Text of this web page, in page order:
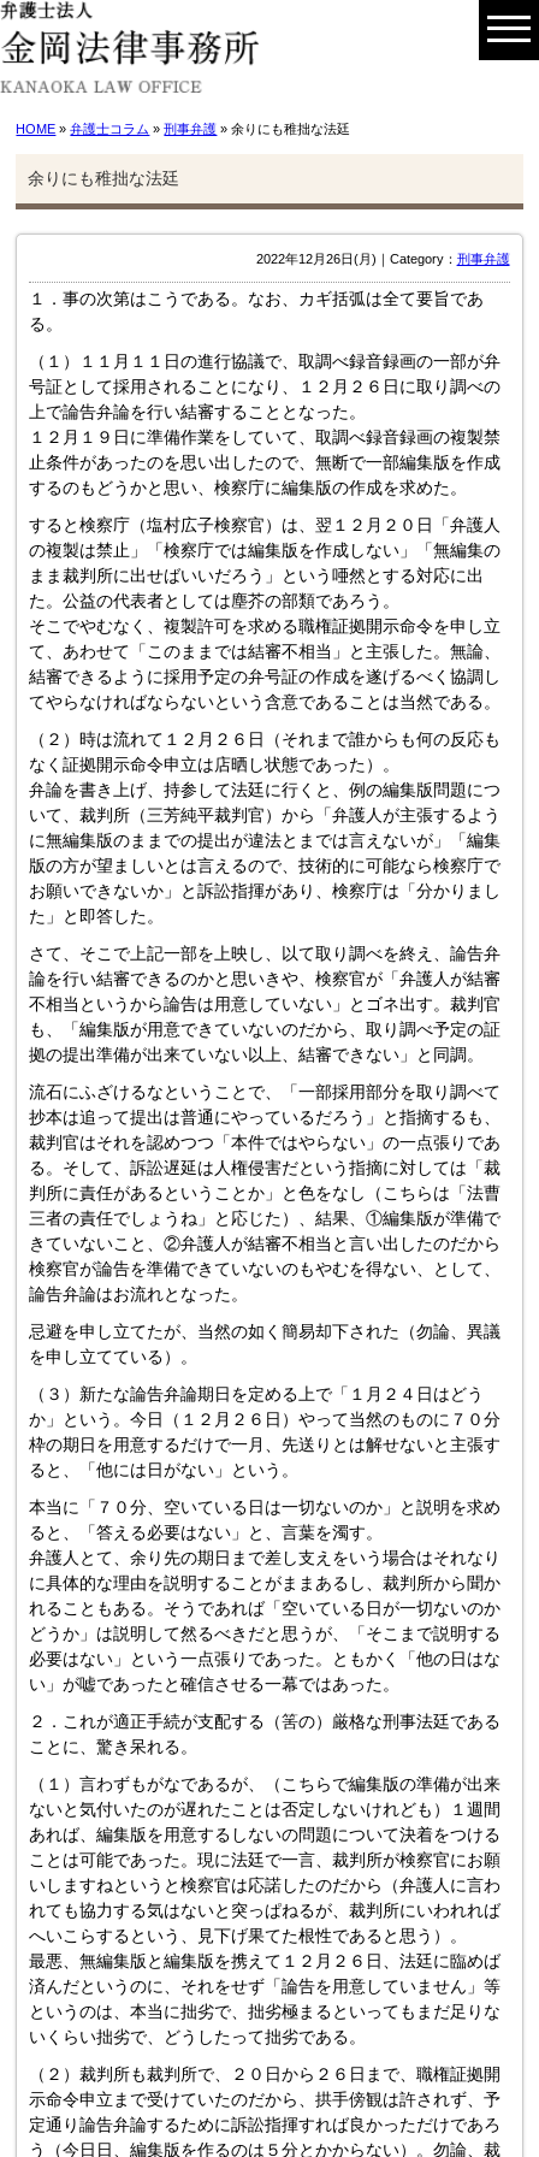
HOME »弁護士コラム »刑事弁護 » 余りにも稚拙な法廷
余りにも稚拙な法廷
2022年12月26日(月)｜Category： 刑事弁護
１．事の次第はこうである。なお、カギ括弧は全て要旨であ
る。
（１）１１月１１日の進行協議で、取調べ録音録画の一部が弁
号証として採用されることになり、１２月２６日に取り調べの
上で論告弁論を行い結審することとなった。
１２月１９日に準備作業をしていて、取調べ録音録画の複製禁
止条件があったのを思い出したので、無断で一部編集版を作成
するのもどうかと思い、検察庁に編集版の作成を求めた。
すると検察庁（塩村広子検察官）は、翌１２月２０日「弁護人
の複製は禁止」「検察庁では編集版を作成しない」「無編集の
まま裁判所に出せばいいだろう」という唖然とする対応に出
た。公益の代表者としては塵芥の部類であろう。
そこでやむなく、複製許可を求める職権証拠開示命令を申し立
て、あわせて「このままでは結審不相当」と主張した。無論、
結審できるように採用予定の弁号証の作成を遂げるべく協調し
てやらなければならないという含意であることは当然である。
（２）時は流れて１２月２６日（それまで誰からも何の反応も
なく証拠開示命令申立は店晒し状態であった）。
弁論を書き上げ、持参して法廷に行くと、例の編集版問題につ
いて、裁判所（三芳純平裁判官）から「弁護人が主張するよう
に無編集版のままでの提出が違法とまでは言えないが」「編集
版の方が望ましいとは言えるので、技術的に可能なら検察庁で
お願いできないか」と訴訟指揮があり、検察庁は「分かりまし
た」と即答した。
さて、そこで上記一部を上映し、以て取り調べを終え、論告弁
論を行い結審できるのかと思いきや、検察官が「弁護人が結審
不相当というから論告は用意していない」とゴネ出す。裁判官
も、「編集版が用意できていないのだから、取り調べ予定の証
拠の提出準備が出来ていない以上、結審できない」と同調。
流石にふざけるなということで、「一部採用部分を取り調べて
抄本は追って提出は普通にやっているだろう」と指摘するも、
裁判官はそれを認めつつ「本件ではやらない」の一点張りであ
る。そして、訴訟遅延は人権侵害だという指摘に対しては「裁
判所に責任があるということか」と色をなし（こちらは「法曹
三者の責任でしょうね」と応じた）、結果、①編集版が準備で
きていないこと、②弁護人が結審不相当と言い出したのだから
検察官が論告を準備できていないのもやむを得ない、として、
論告弁論はお流れとなった。
忌避を申し立てたが、当然の如く簡易却下された（勿論、異議
を申し立てている）。
（３）新たな論告弁論期日を定める上で「１月２４日はどう
か」という。今日（１２月２６日）やって当然のものに７０分
枠の期日を用意するだけで一月、先送りとは解せないと主張す
ると、「他には日がない」という。
本当に「７０分、空いている日は一切ないのか」と説明を求め
ると、「答える必要はない」と、言葉を濁す。
弁護人とて、余り先の期日まで差し支えをいう場合はそれなり
に具体的な理由を説明することがままあるし、裁判所から聞か
れることもある。そうであれば「空いている日が一切ないのか
どうか」は説明して然るべきだと思うが、「そこまで説明する
必要はない」という一点張りであった。ともかく「他の日はな
い」が嘘であったと確信させる一幕ではあった。
２．これが適正手続が支配する（筈の）厳格な刑事法廷である
ことに、驚き呆れる。
（１）言わずもがなであるが、（こちらで編集版の準備が出来
ないと気付いたのが遅れたことは否定しないけれども）１週間
あれば、編集版を用意するしないの問題について決着をつける
ことは可能であった。現に法廷で一言、裁判所が検察官にお願
いしますねというと検察官は応諾したのだから（弁護人に言わ
れても協力する気はないと突っぱねるが、裁判所にいわれれば
へいこらするという、見下げ果てた根性であると思う）。
最悪、無編集版と編集版を携えて１２月２６日、法廷に臨めば
済んだというのに、それをせず「論告を用意していません」等
というのは、本当に拙劣で、拙劣極まるといってもまだ足りな
いくらい拙劣で、どうしたって拙劣である。
（２）裁判所も裁判所で、２０日から２６日まで、職権証拠開
示命令申立まで受けていたのだから、拱手傍観は許されず、予
定通り論告弁論するために訴訟指揮すれば良かっただけであろ
う（今日日、編集版を作るのは５分とかからない）。勿論、裁